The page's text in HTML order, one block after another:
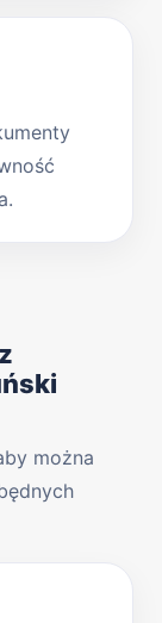
można